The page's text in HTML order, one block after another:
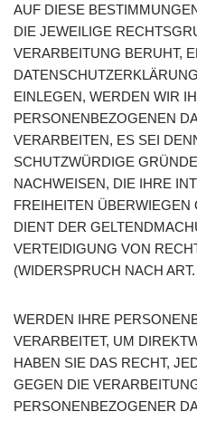
AUF DIESE
DIE JEWEILIGE
VERARBEITUNG BERUHT,
EINLEGEN, WERDEN WIR
PERSONENBEZOGENEN
VERARBEITEN, ES SEI
SCHUTZWÜRDIGE
NACHWEISEN, DIE IHRE
FREIHEITEN
DIENT DER
VERTEIDIGUNG VON
(WIDERSPRUCH NACH
WERDEN IHRE
VERARBEITET, UM
HABEN SIE DAS RECHT,
GEGEN DIE
PERSONENBEZOGENER